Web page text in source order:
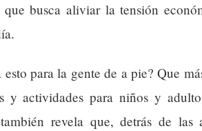
busca aliviar la tensión
para la gente de a pie? Que
y actividades para niños y
revela que, detrás de las